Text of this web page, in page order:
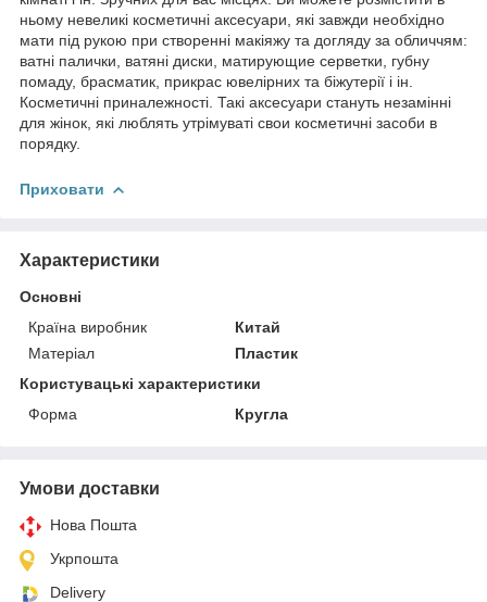
ньому невеликі косметичні аксесуари, які завжди необхідно
мати під рукою при створенні макіяжу та догляду за обличчям:
ватні палички, ватяні диски, матирующие серветки, губну
помаду, брасматик, прикрас ювелірних та біжутерії і ін.
Косметичні приналежності. Такі аксесуари стануть незамінні
для жінок, які люблять утрімуваті свои косметичні засоби в
порядку.
Приховати
Характеристики
Основні
Країна виробник
Китай
Матеріал
Пластик
Користувацькі характеристики
Форма
Кругла
Умови доставки
Нова Пошта
Укрпошта
Delivery